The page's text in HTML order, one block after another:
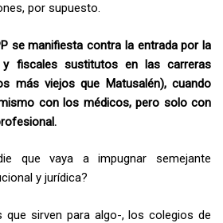
por supuesto.
se manifiesta contra la entrada por la
fiscales sustitutos en las carreras
más viejos que Matusalén), cuando
con los médicos, pero solo con
que vaya a impugnar semejante
y jurídica?
que sirven para algo-, los colegios de